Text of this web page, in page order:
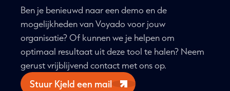
Ben je benieuwd naar een demo en de
mogelijkheden van Voyado voor jouw
organisatie? Of kunnen we je helpen om
optimaal resultaat uit deze tool te halen? Neem
gerust vrijblijvend contact met ons op.
Stuur Kjeld een mail